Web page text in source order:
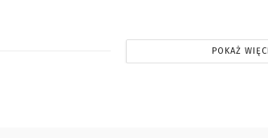
POKAŻ